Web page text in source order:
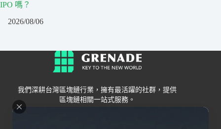
IPO 嗎？
2026/08/06
我們深耕台灣區塊鏈行業，擁有最活躍的社群，提供
區塊鏈相關一站式服務。